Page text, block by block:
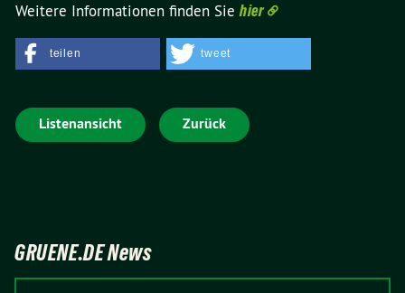
Weitere Informationen finden Siehier
teilen tweet
Listenansicht Zurück
GRUENE.DE News